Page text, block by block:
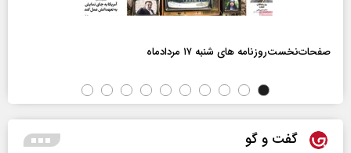
صفحات‌نخست‌روزنامه ها‌ی شنبه ۱۷ مردادماه
گفت و گو